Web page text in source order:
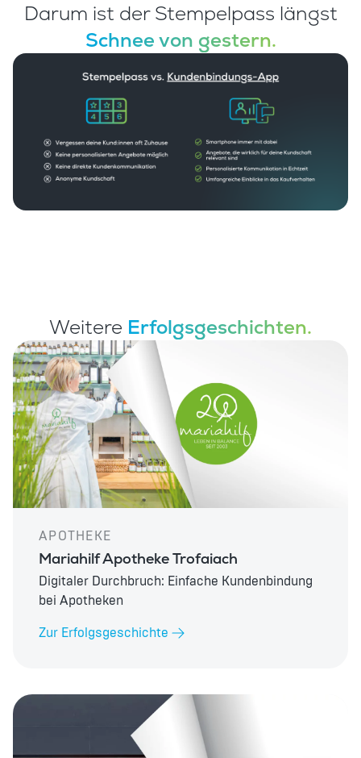
Darum ist der Stempelpass längst
Schnee von gestern.
Weitere Erfolgsgeschichten.
APOTHEKE
Mariahilf Apotheke Trofaiach
Digitaler Durchbruch: Einfache Kundenbindung
bei Apotheken
Zur Erfolgsgeschichte